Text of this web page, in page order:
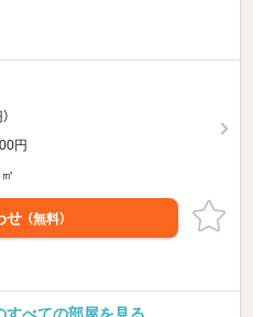
円
せ （無料）